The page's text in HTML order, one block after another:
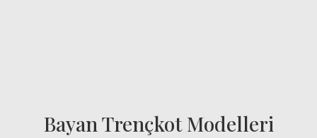
Bayan Trençkot Modelleri